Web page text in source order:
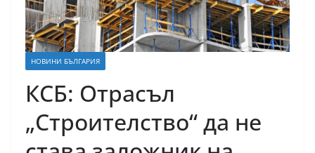
НОВИНИ БЪЛГАРИЯ
КСБ: Отрасъл
„Строителство“ да не